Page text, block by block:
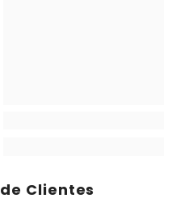
Clientes